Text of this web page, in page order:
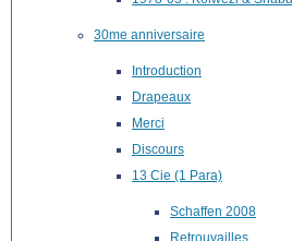
30me anniversaire
Introduction
Drapeaux
Merci
Discours
13 Cie (1 Para)
Schaffen 2008
Retrouvailles